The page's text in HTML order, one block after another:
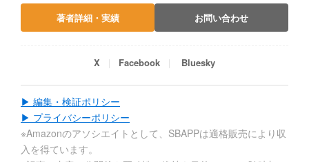
著者詳細・実績 お問い合わせ
X Facebook Bluesky
▶ 編集・検証ポリシー
▶ プライバシーポリシー
※Amazonのアソシエイトとして、SBAPPは適格販売により収
入を得ています。